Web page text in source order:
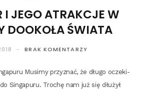
I JEGO ATRAKCJE W
DOOKOŁA ŚWIATA
BRAK KOMENTARZY
Musi­my przy­znać, że dłu­go ocze­ki­
Sin­ga­pu­ru. Tro­chę nam już się dłu­żył